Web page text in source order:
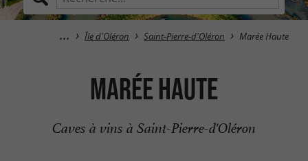
Île d'Oléron Saint-Pierre-d'Oléron Marée Haute
Marée Haute
Caves à vins à Saint-Pierre-d'Oléron